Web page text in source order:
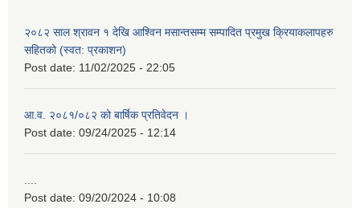
२०८२ साल श्रावन १ देखि आश्विन मसान्तसम्म सम्पादित प्रमुख क्रियाकलापहरु
सहितको (स्वत: प्रकाशन)
Post date: 11/02/2025 - 22:05
आ.व. २०८१/०८२ को बार्षिक प्रतिवेदन ।
Post date: 09/24/2025 - 12:14
....
Post date: 09/20/2024 - 10:08